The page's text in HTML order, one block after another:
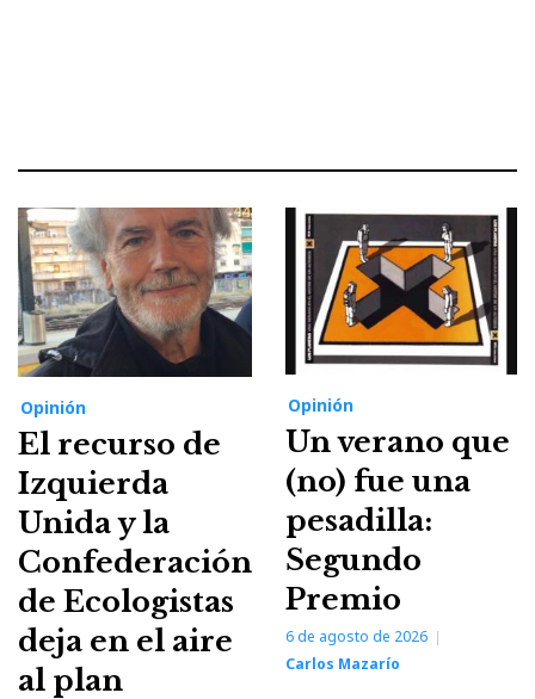
Opinión
El recurso de
Izquierda
Unida y la
Confederación
de Ecologistas
deja en el aire
al plan
Opinión
Un verano que
(no) fue una
pesadilla:
Segundo
Premio
6 de agosto de 2026
Carlos Mazarío